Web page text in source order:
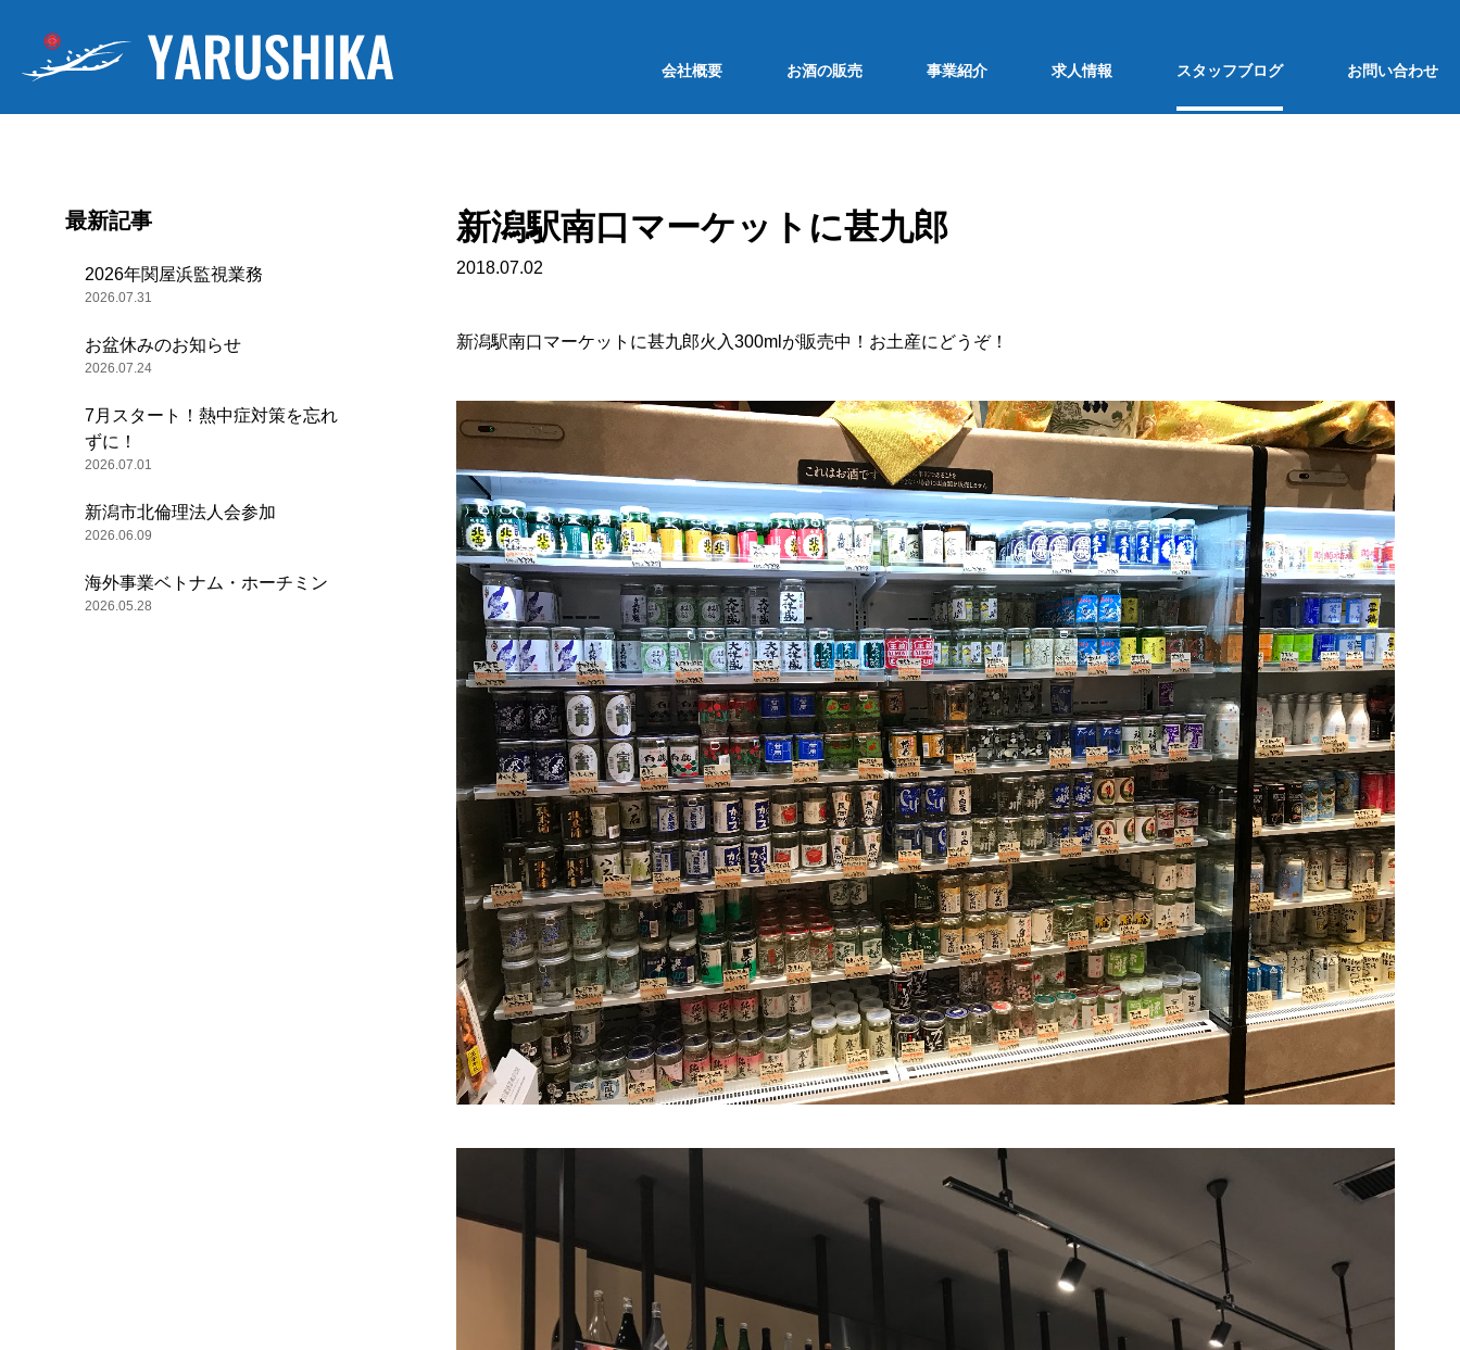
会社概要 お酒の販売 事業紹介 求人情報 スタッフブログ お問い合わせ
新潟駅南口マーケットに甚九郎
2018.07.02
新潟駅南口マーケットに甚九郎火入300mlが販売中！お土産にどうぞ！
最新記事
2026年関屋浜監視業務
2026.07.31
お盆休みのお知らせ
2026.07.24
7月スタート！熱中症対策を忘れ
ずに！
2026.07.01
新潟市北倫理法人会参加
2026.06.09
海外事業ベトナム・ホーチミン
2026.05.28